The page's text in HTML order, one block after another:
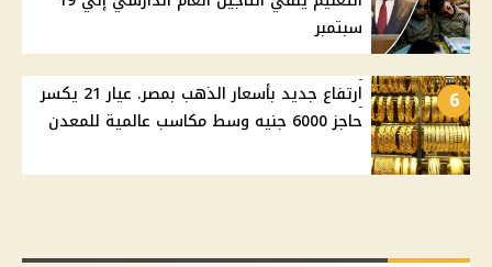
سبتمبر
6
ارتفاع جديد بأسعار الذهب بمصر. عيار 21 يكسر
حاجز 6000 جنيه وسط مكاسب عالمية للمعدن